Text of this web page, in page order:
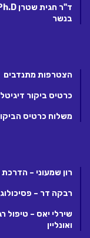
בנשר
הצטרפות מתנדבים
כרטיס ביקור
משלוח כרטיס
רון שמעוני – הדרכת
רבקה דר –
ואונליין